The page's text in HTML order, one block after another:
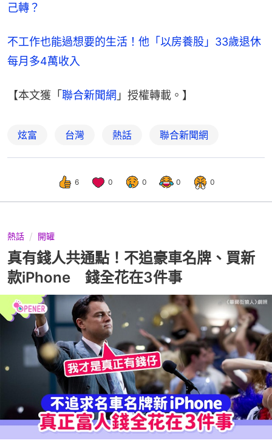
己轉？
不工作也能過想要的生活！他「以房養股」33歲退休
每月多4萬收入
【本文獲「聯合新聞網 」授權轉載。】
炫富 台灣 熱話 聯合新聞網
6 0 0 0 0
熱話 開罐
真有錢人共通點！不追豪車名牌、買新
款iPhone 錢全花在3件事